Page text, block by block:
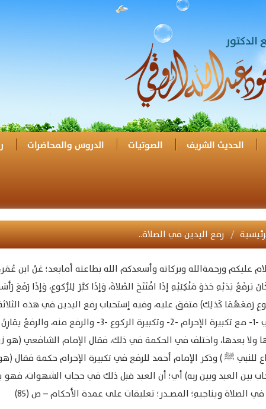
الحديث الشريف الصوتيات الدروس والمحاضرات
رفع اليدين في الصلاة..
عليكم ورحمةالله وبركاته وأسعدكم الله بطاعته أمابعد؛ عَنْ ابن
يَرفَعُ يَدَيْهِ حَذوَ مَنْكِبَيْهِ إذَا افْتَتَحَ الصَّلاةَ، وَإذَا كبََّرَ لِلرُّكوعِ، وَإذَا رَفَعَ
رَفعَهُمَا كَذلِك) متفق عليه، وفيه إستحباب رفع اليدين في هذه
وهي -١- مع تكبيرة الإحرام -٢- وتكبيرة الركوع -٣- والرفع منه،
ولا بعدها، واختلف في الحكمة في ذلك، فقال الإمام الشافعي (هو
للنبي ﷺ ) وذكر الإمام أحمد للرفع في تكبيرة الإحرام حكمة فقال
بين العبد وبين ربه) أي؛ أن العبد قبل ذلك في حجاب الشهوات،
في الصلاة ويناجيهِ؛ المصــــدر؛ تعليقات على عمدة الأحكام – ص (٨٥)